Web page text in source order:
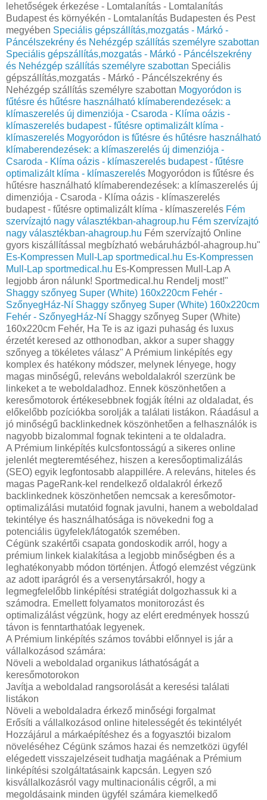
lehetőségek érkezése - Lomtalanítás - Lomtalanítás
Budapest és környékén - Lomtalanítás Budapesten és Pest
megyében Speciális gépszállítás,mozgatás - Márkó -
Páncélszekrény és Nehézgép szállítás személyre szabottan
Speciális gépszállítás,mozgatás - Márkó - Páncélszekrény
és Nehézgép szállítás személyre szabottan Speciális
gépszállítás,mozgatás - Márkó - Páncélszekrény és
Nehézgép szállítás személyre szabottan Mogyoródon is
fűtésre és hűtésre használható klímaberendezések: a
klímaszerelés új dimenziója - Csaroda - Klíma oázis -
klímaszerelés budapest - fűtésre optimalizált klíma -
klímaszerelés Mogyoródon is fűtésre és hűtésre használható
klímaberendezések: a klímaszerelés új dimenziója -
Csaroda - Klíma oázis - klímaszerelés budapest - fűtésre
optimalizált klíma - klímaszerelés Mogyoródon is fűtésre és
hűtésre használható klímaberendezések: a klímaszerelés új
dimenziója - Csaroda - Klíma oázis - klímaszerelés
budapest - fűtésre optimalizált klíma - klímaszerelés Fém
szervízajtó nagy választékban-ahagroup.hu Fém szervízajtó
nagy választékban-ahagroup.hu Fém szervízajtó Online
gyors kiszállítással megbízható webáruházból-ahagroup.hu"
Es-Kompressen Mull-Lap sportmedical.hu Es-Kompressen
Mull-Lap sportmedical.hu Es-Kompressen Mull-Lap A
legjobb áron nálunk! Sportmedical.hu Rendelj most!"
Shaggy szőnyeg Super (White) 160x220cm Fehér -
SzőnyegHáz-Ní Shaggy szőnyeg Super (White) 160x220cm
Fehér - SzőnyegHáz-Ní Shaggy szőnyeg Super (White)
160x220cm Fehér, Ha Te is az igazi puhaság és luxus
érzetét keresed az otthonodban, akkor a super shaggy
szőnyeg a tökéletes válasz" A Prémium linképítés egy
komplex és hatékony módszer, melynek lényege, hogy
magas minőségű, releváns weboldalakról szerzünk be
linkeket a te weboldaladhoz. Ennek köszönhetően a
keresőmotorok értékesebbnek fogják ítélni az oldaladat, és
előkelőbb pozíciókba sorolják a találati listákon. Ráadásul a
jó minőségű backlinkednek köszönhetően a felhasználók is
nagyobb bizalommal fognak tekinteni a te oldaladra.
A Prémium linképítés kulcsfontosságú a sikeres online
jelenlét megteremtéséhez, hiszen a keresőoptimalizálás
(SEO) egyik legfontosabb alappillére. A releváns, hiteles és
magas PageRank-kel rendelkező oldalakról érkező
backlinkednek köszönhetően nemcsak a keresőmotor-
optimalizálási mutatóid fognak javulni, hanem a weboldalad
tekintélye és használhatósága is növekedni fog a
potenciális ügyfelek/látogatók szemében.
Cégünk szakértői csapata gondoskodik arról, hogy a
prémium linkek kialakítása a legjobb minőségben és a
leghatékonyabb módon történjen. Átfogó elemzést végzünk
az adott iparágról és a versenytársakról, hogy a
legmegfelelőbb linképítési stratégiát dolgozhassuk ki a
számodra. Emellett folyamatos monitorozást és
optimalizálást végzünk, hogy az elért eredmények hosszú
távon is fenntarthatóak legyenek.
A Prémium linképítés számos további előnnyel is jár a
vállalkozásod számára:
Növeli a weboldalad organikus láthatóságát a
keresőmotorokon
Javítja a weboldalad rangsorolását a keresési találati
listákon
Növeli a weboldaladra érkező minőségi forgalmat
Erősíti a vállalkozásod online hitelességét és tekintélyét
Hozzájárul a márkaépítéshez és a fogyasztói bizalom
növeléséhez Cégünk számos hazai és nemzetközi ügyfél
elégedett visszajelzéseit tudhatja magáénak a Prémium
linképítési szolgáltatásaink kapcsán. Legyen szó
kisvállalkozásról vagy multinacionális cégről, a mi
megoldásaink minden ügyfél számára kiemelkedő